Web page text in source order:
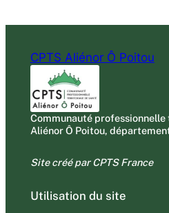
CPTS Aliénor Ô Poitou
Communauté
Aliénor Ô Poitou,
Site créé par CPTS France
Utilisation du site